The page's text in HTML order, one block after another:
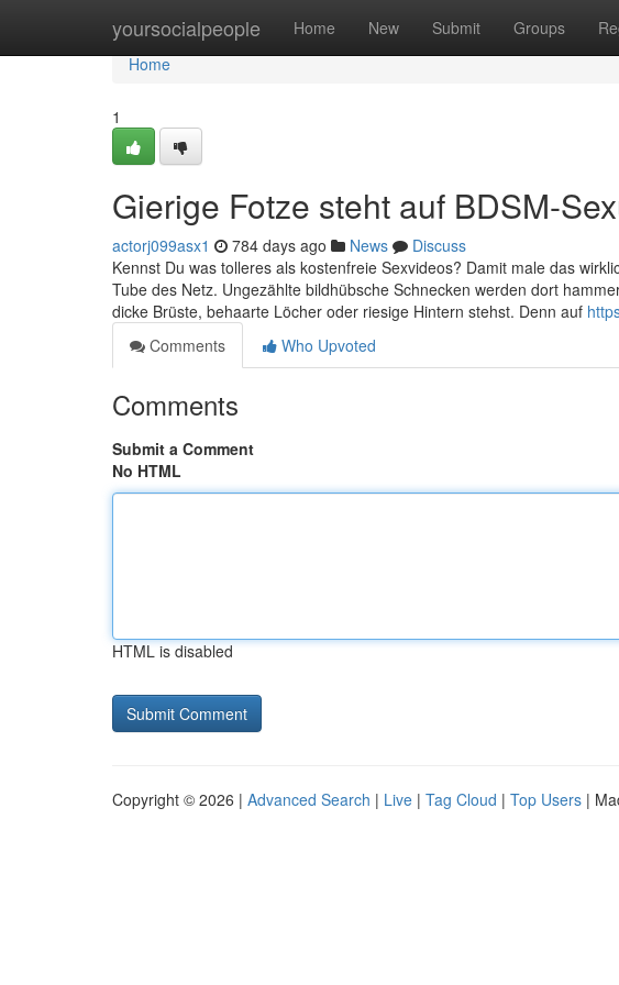
yoursocialpeople Home New Submit Groups
Home
Home
1
Gierige Fotze steht auf BDSM-
actorj099asx1 784 days ago News
Discuss
Kennst Du was tolleres als kostenfreie Sexvideos? Damit male das
Tube des Netz. Ungezählte bildhübsche Schnecken werden dort
dicke Brüste, behaarte Löcher oder riesige Hintern stehst. Denn auf
Comments
Who Upvoted
Comments
Submit a Comment
No HTML
HTML is disabled
Copyright © 2026 | Advanced Search | Live | Tag Cloud | Top Users |